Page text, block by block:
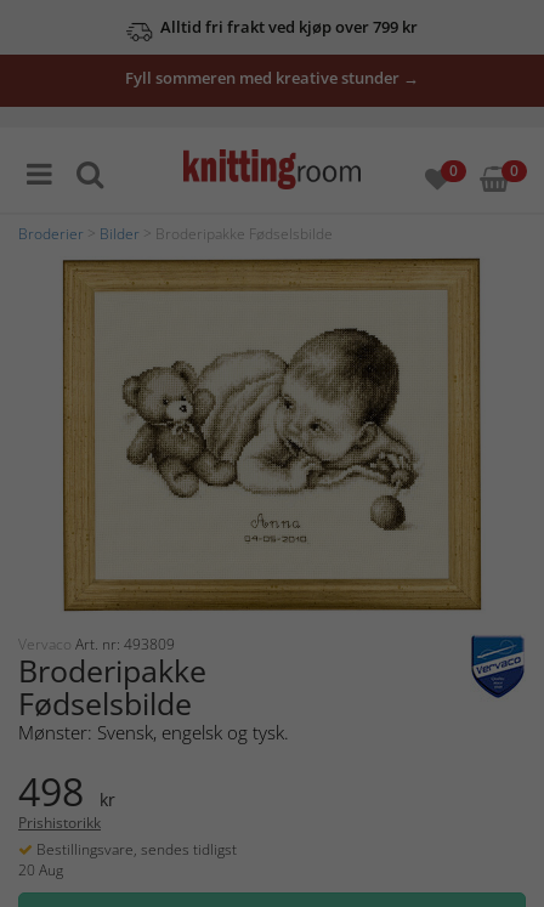
Alltid fri frakt ved kjøp over 799 kr
Fyll sommeren med kreative stunder →
0 0
Broderier Bilder > Broderipakke Fødselsbilde
Vervaco Art. nr: 493809
Broderipakke
Fødselsbilde
Mønster: Svensk, engelsk og tysk.
498 kr
Prishistorikk
Bestillingsvare, sendes tidligst
20 Aug